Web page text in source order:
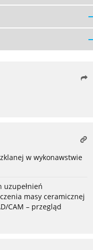
w wykonawstwie
uzupełnień
masy ceramicznej
CAM – przegląd